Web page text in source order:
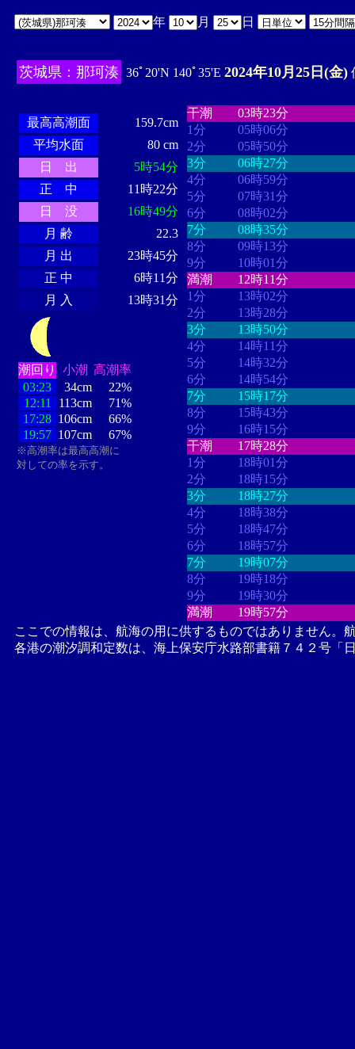
年 月 日
茨城県：那珂湊 36ﾟ20'N 140ﾟ35'E 2024年10月25日(金)
最高高潮面
159.7cm
平均水面
80 cm
日 出
5時54分
正 中
11時22分
日 没
16時49分
月 齢
22.3
月 出
23時45分
正 中
6時11分
月 入
13時31分
潮回り 小潮 高潮率
03:23
34cm
22%
12:11
113cm
71%
17:28 106cm
66%
19:57 107cm 67%
※高潮率は最高高潮に
対しての率を示す。
干潮
03時23分
1分
05時06分
2分
05時50分
3分
06時27分
4分
06時59分
5分
07時31分
6分
08時02分
7分
08時35分
8分
09時13分
9分
10時01分
満潮
12時11分
1分
13時02分
2分
13時28分
3分
13時50分
4分
14時11分
5分
14時32分
6分
14時54分
7分
15時17分
8分
15時43分
9分
16時15分
干潮
17時28分
1分
18時01分
2分
18時15分
3分
18時27分
4分
18時38分
5分
18時47分
6分
18時57分
7分
19時07分
8分
19時18分
9分
19時30分
満潮
19時57分
ここでの情報は、航海の用に供するものではありません。
各港の潮汐調和定数は、海上保安庁水路部書籍７４２号「